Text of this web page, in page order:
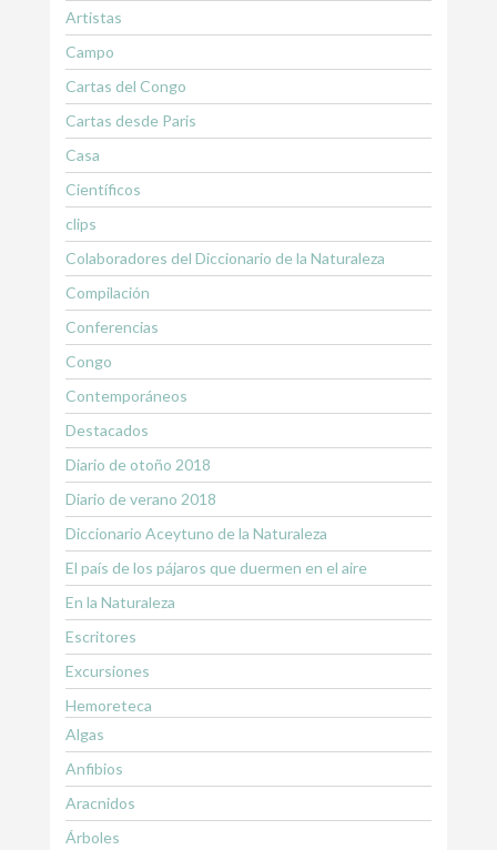
Artistas
Campo
Cartas del Congo
Cartas desde Paris
Casa
Científicos
clips
Colaboradores del Diccionario de la Naturaleza
Compilación
Conferencias
Congo
Contemporáneos
Destacados
Diario de otoño 2018
Diario de verano 2018
Diccionario Aceytuno de la Naturaleza
El país de los pájaros que duermen en el aire
En la Naturaleza
Escritores
Excursiones
Hemoreteca
Algas
Anfibios
Aracnidos
Árboles